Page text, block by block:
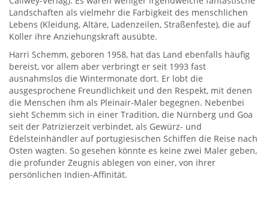
Landschaften als vielmehr die Farbigkeit des menschlichen
Lebens (Kleidung, Altäre, Ladenzeilen, Straßenfeste), die auf
Koller ihre Anziehungskraft ausübte.
Harri Schemm, geboren 1958, hat das Land ebenfalls häufig
bereist, vor allem aber verbringt er seit 1993 fast
ausnahmslos die Wintermonate dort. Er lobt die
ausgesprochene Freundlichkeit und den Respekt, mit denen
die Menschen ihm als Pleinair-Maler begegnen. Nebenbei
sieht Schemm sich in einer Tradition, die Nürnberg und Goa
seit der Patrizierzeit verbindet, als Gewürz- und
Edelsteinhändler auf portugiesischen Schiffen die Reise nach
Osten wagten. So gesehen könnte es keine zwei Maler geben,
die profunder Zeugnis ablegen von einer, von ihrer
persönlichen Indien-Affinität.